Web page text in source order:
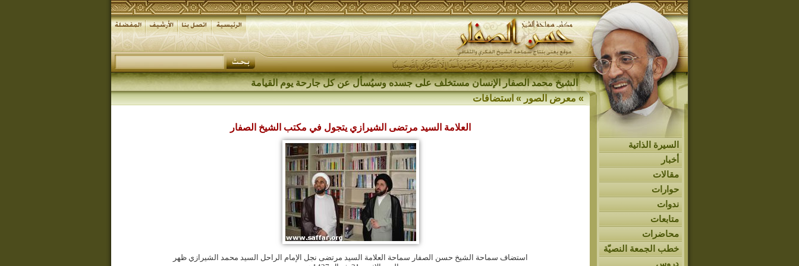
الشيخ محمد الصفار الإنسان مستخلف على جسده وسيُسأل عن كل جارحة يوم القيامة
السيرة الذاتية
أخبار
مقالات
حوارات
ندوات
متابعات
محاضرات
خطب الجمعة النصيّة
دروس
»معرض الصور»استضافات
العلامة السيد مرتضى الشيرازي يتجول في مكتب الشيخ الصفار
استضاف سماحة الشيخ حسن الصفار سماحة العلامة السيد مرتضى نجل الإمام الراحل السيد محمد الشيرازي ظهر